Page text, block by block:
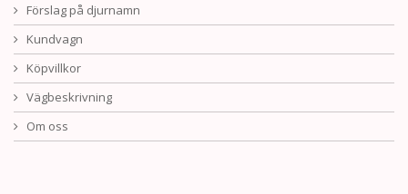
Förslag på djurnamn
Kundvagn
Köpvillkor
Vägbeskrivning
Om oss